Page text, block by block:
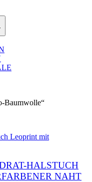
Baumwolle“
HALSTUCH
NAHT